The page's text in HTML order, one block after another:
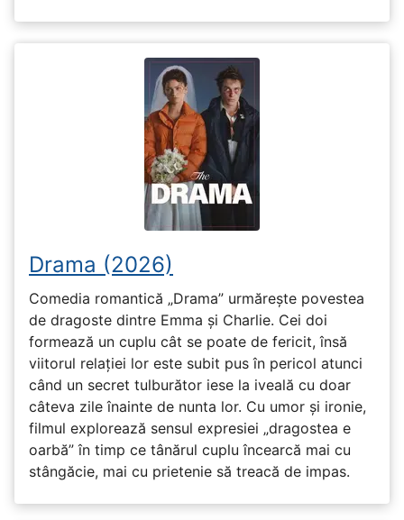
Drama (2026)
Comedia romantică „Drama” urmărește povestea
de dragoste dintre Emma și Charlie. Cei doi
formează un cuplu cât se poate de fericit, însă
viitorul relației lor este subit pus în pericol atunci
când un secret tulburător iese la iveală cu doar
câteva zile înainte de nunta lor. Cu umor și ironie,
filmul explorează sensul expresiei „dragostea e
oarbă” în timp ce tânărul cuplu încearcă mai cu
stângăcie, mai cu prietenie să treacă de impas.